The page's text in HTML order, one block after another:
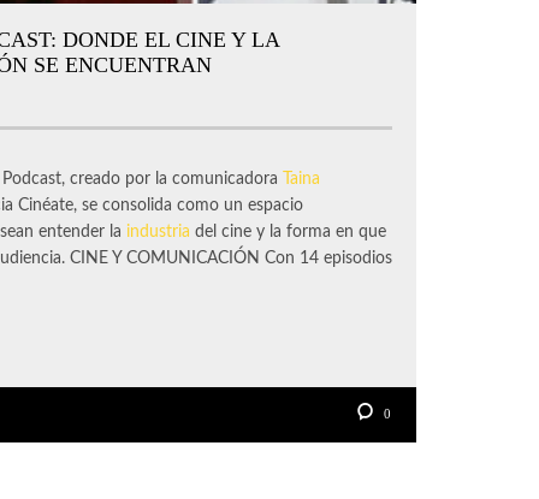
DONDE EL CINE Y LA
SE ENCUENTRAN
creado por la comunicadora
Taina
Cinéate, se consolida como un espacio
entender la industria del cine y la forma en que
CINE Y COMUNICACIÓN Con 14 episodios
0